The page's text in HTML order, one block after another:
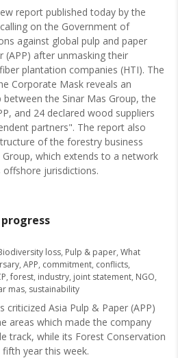
report published today by the
on the Government of
against global pulp and paper
(APP) after unmasking their
plantation companies (HTI). The
Corporate Mask reveals an
the Sinar Mas Group, the
and 24 declared wood suppliers
partners". The report also
of the forestry business
which extends to a network
jurisdictions.
progress
loss, Pulp & paper, What
, APP, commitment, conflicts,
, forest, industry, joint statement, NGO,
mas, sustainability
criticized Asia Pulp & Paper (APP)
areas which made the company
track, while its Forest Conservation
fifth year this week.